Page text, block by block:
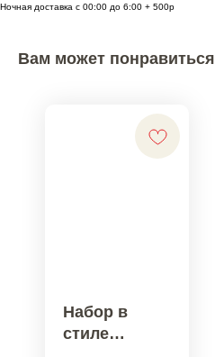
Ночная доставка с 00:00 до 6:00 + 500р
Вам может понравиться
Набор в
стиле